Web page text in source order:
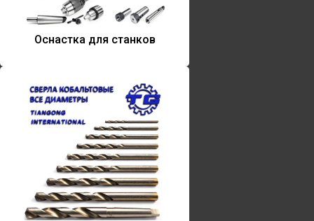
Оснастка для станков